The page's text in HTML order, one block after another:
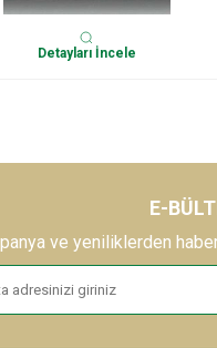
Detayları İncele
E-
ve yeniliklerden